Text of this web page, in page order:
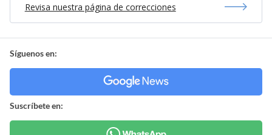
Revisa nuestra página de correcciones
Síguenos en:
Suscríbete en: